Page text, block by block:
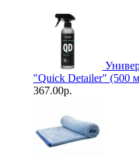
"Quick Detailer" (500
367.00р.